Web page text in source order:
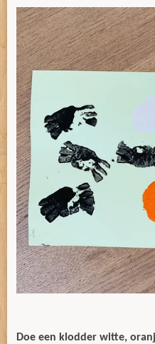
Doe een klodder witte,